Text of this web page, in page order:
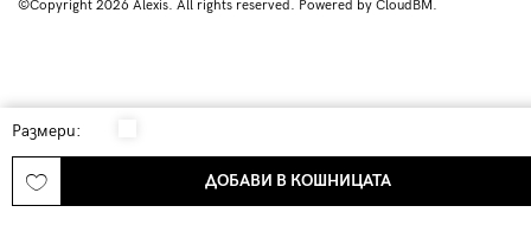
Размери:
ДОБАВИ В КОШНИЦАТА
©Copyright 2026 Alexis. All rights reserved. Powered by CloudBM.